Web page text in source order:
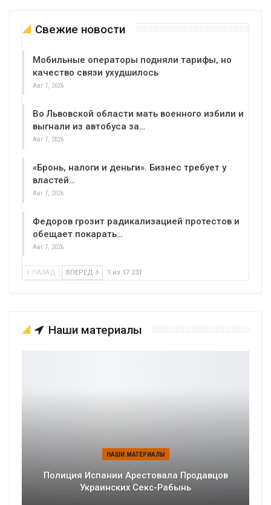
Свежие новости
Мобильные операторы подняли тарифы, но
качество связи ухудшилось
Авг 7, 2026
Во Львовской области мать военного избили и
выгнали из автобуса за…
Авг 7, 2026
«Бронь, налоги и деньги». Бизнес требует у
властей…
Авг 7, 2026
Федоров грозит радикализацией протестов и
обещает покарать…
Авг 7, 2026
НАЗАД ВПЕРЕД 1 из 17 231
Наши материалы
НАШИ МАТЕРИАЛЫ
Полиция Испании Арестовала Продавцов
Украинских Секс-Рабынь